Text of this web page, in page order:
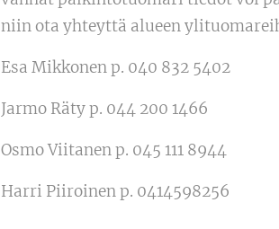
niin ota yhteyttä alueen
Esa Mikkonen p. 040 832 5402
Jarmo Räty p. 044 200 1466
Osmo Viitanen p. 045 111 8944
Harri Piiroinen p. 0414598256